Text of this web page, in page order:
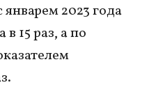
2023 года
15 раз, а по